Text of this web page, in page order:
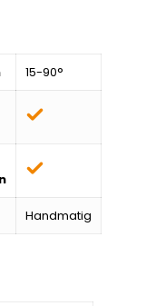
15-90°
Handmatig